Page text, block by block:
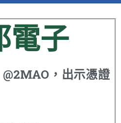
電子
，出示憑證